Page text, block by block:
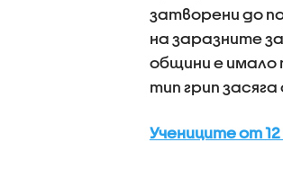
затворени до
на заразните
общини е имало
тип грип
Учениците от